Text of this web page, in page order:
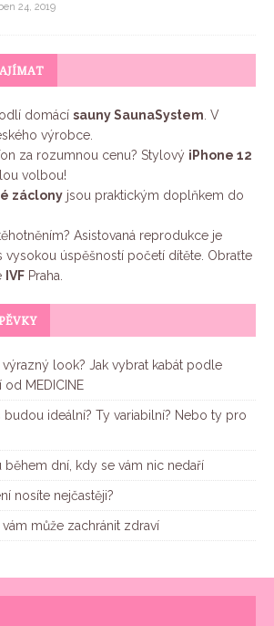
24, 2019
domácí sauny SaunaSystem. V
výrobce.
za rozumnou cenu? Stylový iPhone 12
volbou!
záclony jsou praktickým doplňkem do
Asistovaná reprodukce je
vysokou úspěšností početí dítěte. Obraťte
IVF Praha.
look? Jak vybrat kabát podle
MEDICINE
budou ideální? Ty variabilní? Nebo ty pro
během dní, kdy se vám nic nedaří
nosíte nejčastěji?
může zachránit zdraví